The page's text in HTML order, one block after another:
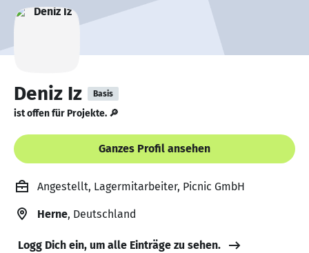
Deniz Iz Basis
ist offen für Projekte. 🔎
Ganzes Profil ansehen
Angestellt, Lagermitarbeiter, Picnic GmbH
Herne, Deutschland
Logg Dich ein, um alle Einträge zu sehen.